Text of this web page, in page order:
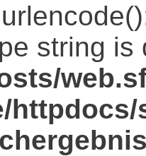
string is
httpdocs/